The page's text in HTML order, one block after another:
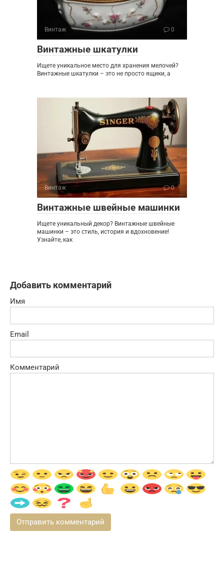
Винтаж 0
Винтажные шкатулки
Ищете уникальное место для хранения мелочей?
Винтажные шкатулки – это не просто ящики, а
Винтаж 0
Винтажные швейные машинки
Ищете уникальный декор? Винтажные швейные
машинки – это стиль, история и вдохновение!
Узнайте, как
Добавить комментарий
Имя
Email
Комментарий